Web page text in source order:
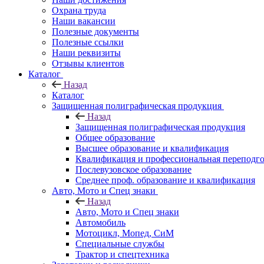
Охрана труда
Наши вакансии
Полезные документы
Полезные ссылки
Наши реквизиты
Отзывы клиентов
Каталог
Назад
Каталог
Защищенная полиграфическая продукция
Назад
Защищенная полиграфическая продукция
Общее образование
Высшее образование и квалификация
Квалификация и профессиональная
Послевузовское образование
Среднее проф. образование и квалификация
Авто, Мото и Спец знаки
Назад
Авто, Мото и Спец знаки
Автомобиль
Мотоцикл, Мопед, СиМ
Специальные службы
Трактор и спецтехника